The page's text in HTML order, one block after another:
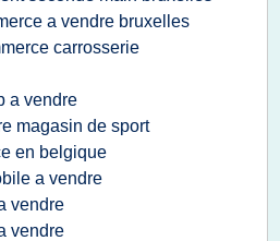
a vendre bruxelles
carrosserie
a vendre
magasin de sport
en belgique
a vendre
vendre
vendre